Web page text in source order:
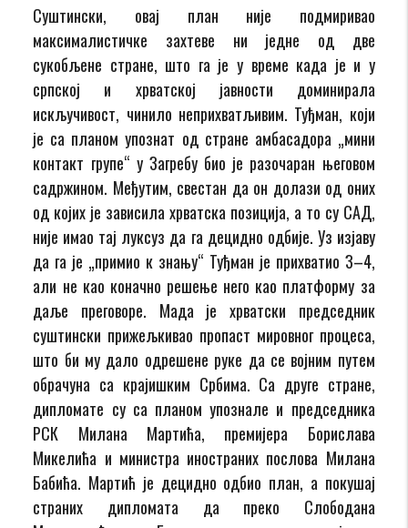
Суштински, овај план није подмиривао
максималистичке захтеве ни једне од две
сукобљене стране, што га је у време када је и у
српској и хрватској јавности доминирала
искључивост, чинило неприхватљивим. Туђман, који
је са планом упознат од стране амбасадора „мини
контакт групе“ у Загребу био је разочаран његовом
садржином. Међутим, свестан да он долази од оних
од којих је зависила хрватска позиција, а то су САД,
није имао тај луксуз да га децидно одбије. Уз изјаву
да га је „примио к знању“ Туђман је прихватио З–4,
али не као коначно решење него као платформу за
даље преговоре. Мада је хрватски председник
суштински прижељкивао пропаст мировног процеса,
што би му дало одрешене руке да се војним путем
обрачуна са крајишким Србима. Са друге стране,
дипломате су са планом упознале и председника
РСК Милана Мартића, премијера Борислава
Микелића и министра иностраних послова Милана
Бабића. Мартић је децидно одбио план, а покушај
страних дипломата да преко Слободана